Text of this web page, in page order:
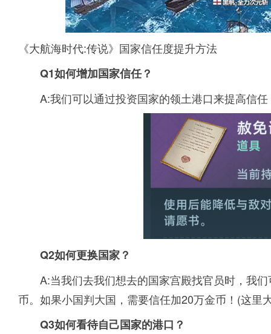
《大航海时代:传说》国家信任度提升方法
Q1如何增加国家信任？
A:我们可以通过投资国家的领土港口来提高信
Q2如何更换国家？
A:当我们去我们想去的国家宫殿找官员时，我
币。如果小国判大国，需要信任加20万金币！(这里
Q3如何看待自己国家的港口？